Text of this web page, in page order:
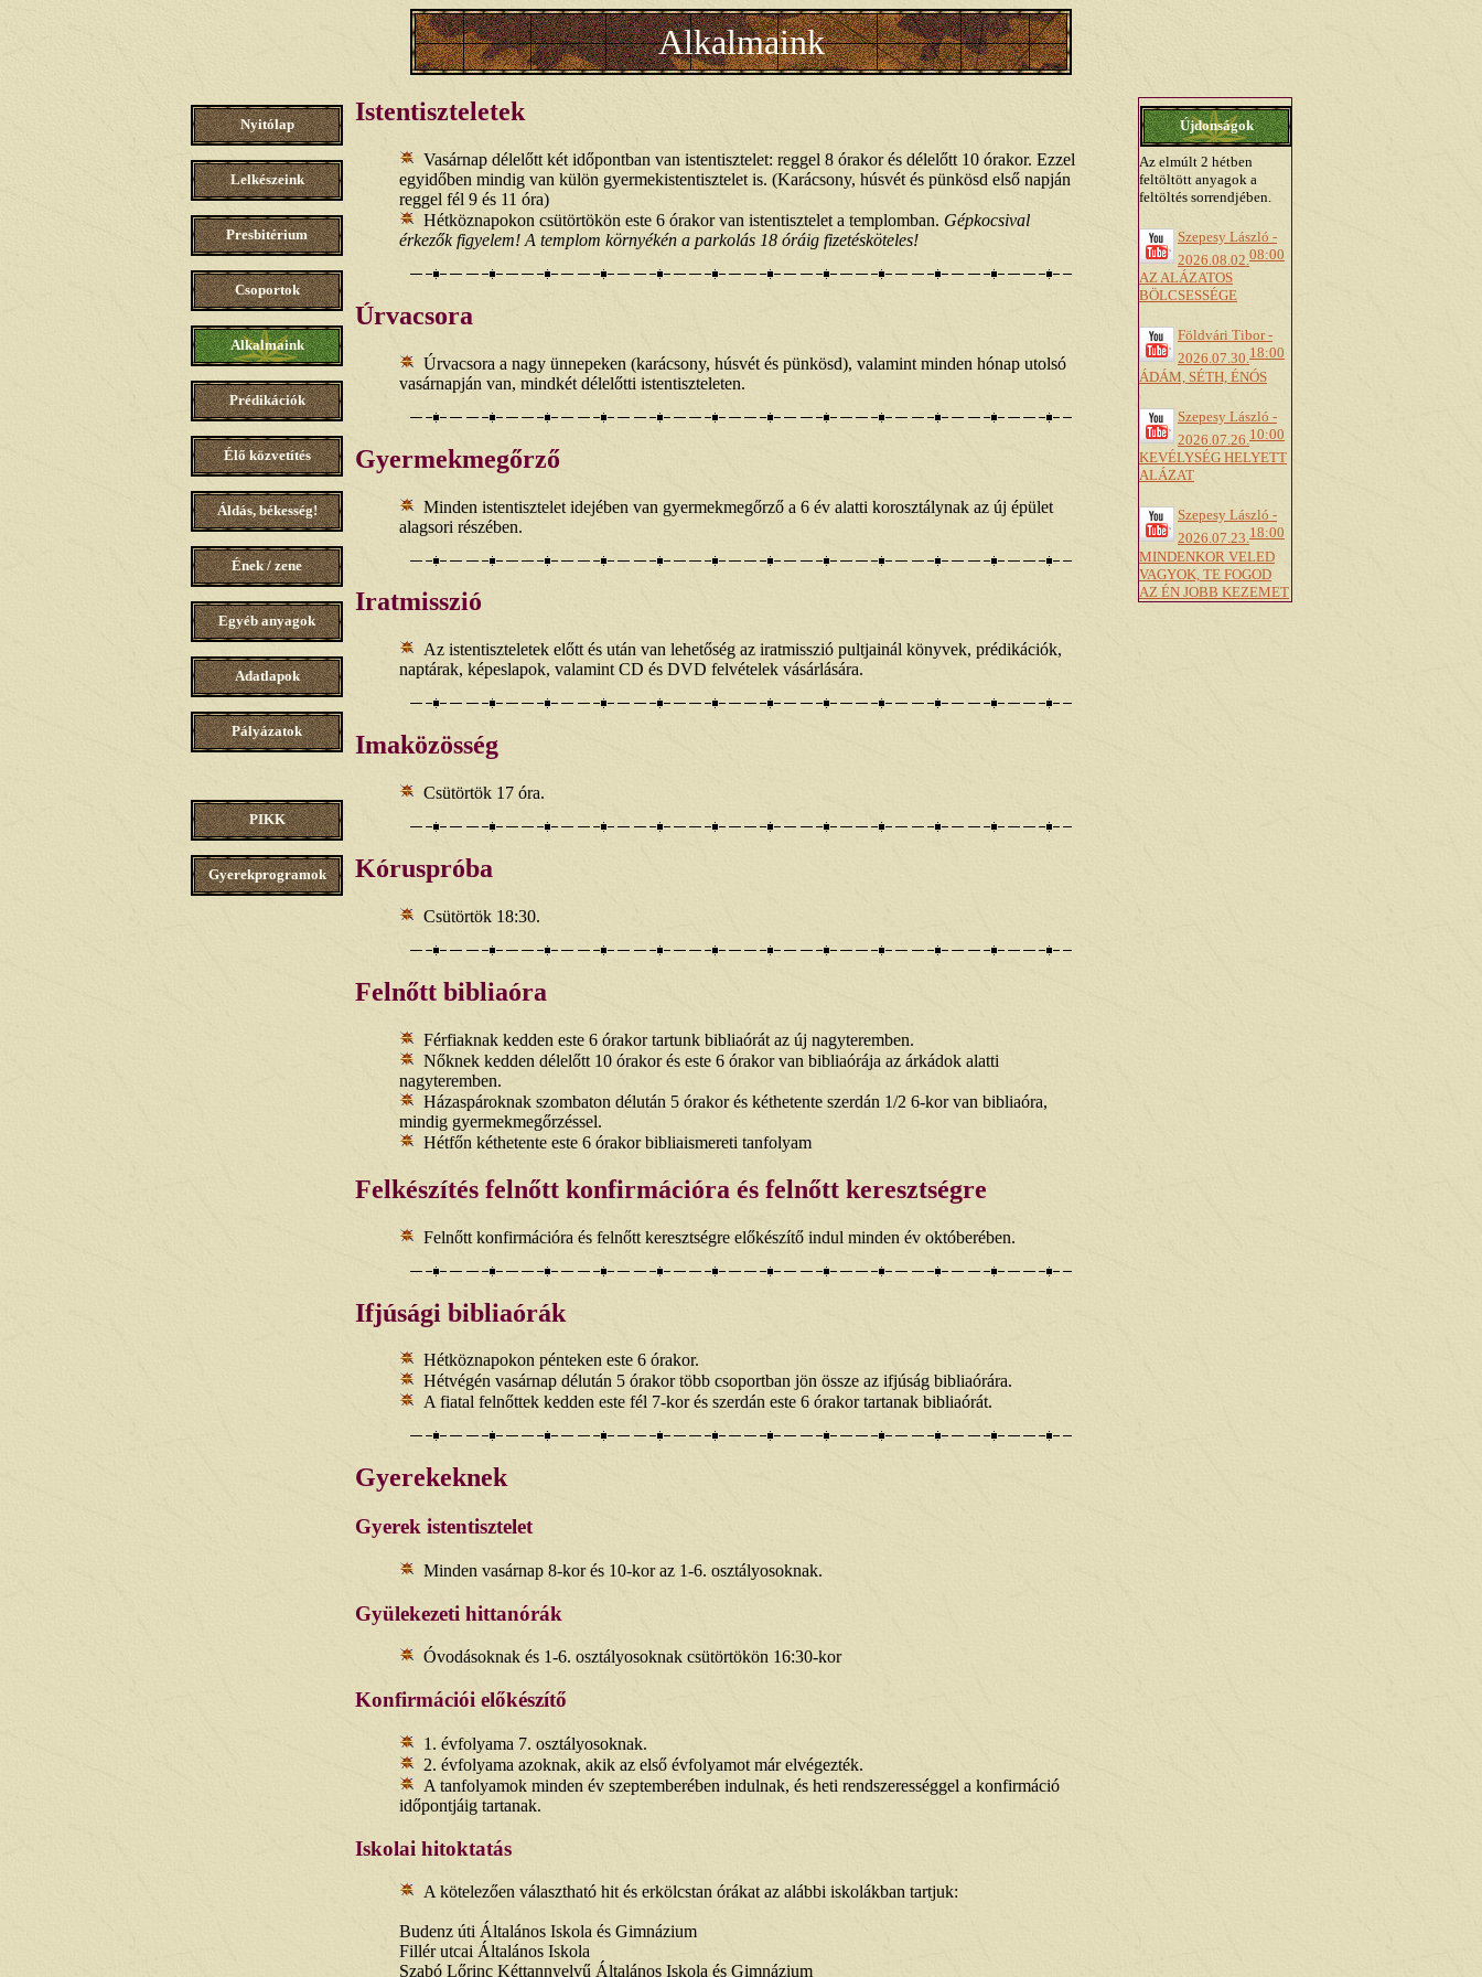
Nyitólap
Lelkészeink
Presbitérium
Csoportok
Alkalmaink
Prédikációk
Élő közvetítés
Áldás, békesség!
Ének / zene
Egyéb anyagok
Adatlapok
Pályázatok
PIKK
Gyerekprogramok
Alkalmaink
Újdonságok
Az elmúlt 2 hétben
feltöltött anyagok a
feltöltés sorrendjében.
Szepesy László -
2026.08.02.08:00
AZ ALÁZATOS
BÖLCSESSÉGE
Földvári Tibor -
2026.07.30.18:00
ÁDÁM, SÉTH, ÉNÓS
Szepesy László -
2026.07.26.10:00
KEVÉLYSÉG HELYETT
ALÁZAT
Szepesy László -
2026.07.23.18:00
MINDENKOR VELED
VAGYOK, TE FOGOD
AZ ÉN JOBB KEZEMET
Istentiszteletek
Vasárnap délelőtt két időpontban van istentisztelet: reggel 8 órakor és délelőtt 10 órakor. Ezzel
egyidőben mindig van külön gyermekistentisztelet is. (Karácsony, húsvét és pünkösd első napján
reggel fél 9 és 11 óra)
Hétköznapokon csütörtökön este 6 órakor van istentisztelet a templomban. Gépkocsival
érkezők figyelem! A templom környékén a parkolás 18 óráig fizetésköteles!
Úrvacsora
Úrvacsora a nagy ünnepeken (karácsony, húsvét és pünkösd), valamint minden hónap utolsó
vasárnapján van, mindkét délelőtti istentiszteleten.
Gyermekmegőrző
Minden istentisztelet idejében van gyermekmegőrző a 6 év alatti korosztálynak az új épület
alagsori részében.
Iratmisszió
Az istentiszteletek előtt és után van lehetőség az iratmisszió pultjainál könyvek, prédikációk,
naptárak, képeslapok, valamint CD és DVD felvételek vásárlására.
Imaközösség
Csütörtök 17 óra.
Kóruspróba
Csütörtök 18:30.
Felnőtt bibliaóra
Férfiaknak kedden este 6 órakor tartunk bibliaórát az új nagyteremben.
Nőknek kedden délelőtt 10 órakor és este 6 órakor van bibliaórája az árkádok alatti
nagyteremben.
Házaspároknak szombaton délután 5 órakor és kéthetente szerdán 1/2 6-kor van bibliaóra,
mindig gyermekmegőrzéssel.
Hétfőn kéthetente este 6 órakor bibliaismereti tanfolyam
Felkészítés felnőtt konfirmációra és felnőtt keresztségre
Felnőtt konfirmációra és felnőtt keresztségre előkészítő indul minden év októberében.
Ifjúsági bibliaórák
Hétköznapokon pénteken este 6 órakor.
Hétvégén vasárnap délután 5 órakor több csoportban jön össze az ifjúság bibliaórára.
A fiatal felnőttek kedden este fél 7-kor és szerdán este 6 órakor tartanak bibliaórát.
Gyerekeknek
Gyerek istentisztelet
Minden vasárnap 8-kor és 10-kor az 1-6. osztályosoknak.
Gyülekezeti hittanórák
Óvodásoknak és 1-6. osztályosoknak csütörtökön 16:30-kor
Konfirmációi előkészítő
1. évfolyama 7. osztályosoknak.
2. évfolyama azoknak, akik az első évfolyamot már elvégezték.
A tanfolyamok minden év szeptemberében indulnak, és heti rendszerességgel a konfirmáció
időpontjáig tartanak.
Iskolai hitoktatás
A kötelezően választható hit és erkölcstan órákat az alábbi iskolákban tartjuk:
Budenz úti Általános Iskola és Gimnázium
Fillér utcai Általános Iskola
Szabó Lőrinc Kéttannyelvű Általános Iskola és Gimnázium